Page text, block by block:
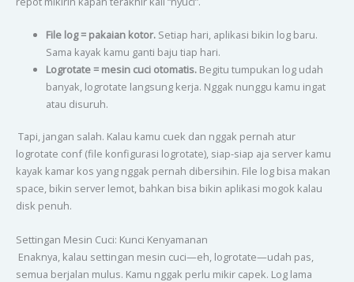
File log = pakaian kotor.Setiap hari, aplikasi bikin log baru.
Sama kayak kamu ganti baju tiap hari.
Logrotate = mesin cuci otomatis.Begitu tumpukan log udah
banyak, logrotate langsung kerja. Nggak nunggu kamu ingat
atau disuruh.
Tapi, jangan salah. Kalau kamu cuek dan nggak pernah atur
logrotate conf (file konfigurasi logrotate), siap-siap aja server kamu
kayak kamar kos yang nggak pernah dibersihin. File log bisa makan
space, bikin server lemot, bahkan bisa bikin aplikasi mogok kalau
disk penuh.
Settingan Mesin Cuci: Kunci Kenyamanan
Enaknya, kalau settingan mesin cuci—eh, logrotate—udah pas,
semua berjalan mulus. Kamu nggak perlu mikir capek. Log lama